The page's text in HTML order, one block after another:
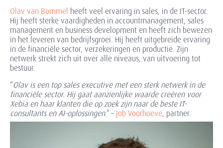
Olav van Bommel heeft veel ervaring in sales, in de IT-sector.
Hij heeft sterke vaardigheden in accountmanagement, sales
management en business development en heeft zich bewezen
in het leveren van bedrijfsgroei. Hij heeft uitgebreide ervaring
in de financiële sector, verzekeringen en productie. Zijn
netwerk strekt zich uit over alle niveaus, van uitvoering tot
bestuur.
“Olav is een top sales executive met een sterk netwerk in de
financiële sector. Hij gaat aanzienlijke waarde creëren voor
Xebia en haar klanten die op zoek zijn naar de beste IT-
consultants en AI-oplossingen.” – Job Voorhoeve, partner.